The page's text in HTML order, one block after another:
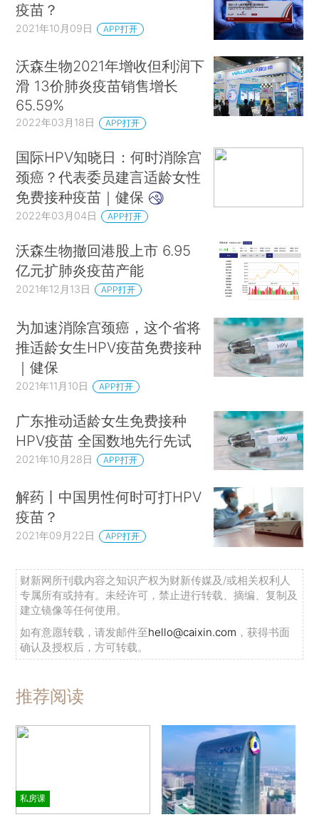
疫苗？
2021年10月09日 APP打开
沃森生物2021年增收但利润下
滑 13价肺炎疫苗销售增长
65.59%
2022年03月18日 APP打开
国际HPV知晓日：何时消除宫
颈癌？代表委员建言适龄女性
免费接种疫苗｜健保
2022年03月04日 APP打开
沃森生物撤回港股上市 6.95
亿元扩肺炎疫苗产能
2021年12月13日 APP打开
为加速消除宫颈癌，这个省将
推适龄女生HPV疫苗免费接种
｜健保
2021年11月10日 APP打开
广东推动适龄女生免费接种
HPV疫苗 全国数地先行先试
2021年10月28日 APP打开
解药丨中国男性何时可打HPV
疫苗？
2021年09月22日 APP打开
财新网所刊载内容之知识产权为财新传媒及/或相关权利人
专属所有或持有。未经许可，禁止进行转载、摘编、复制及
建立镜像等任何使用。
如有意愿转载，请发邮件至hello@caixin.com ，获得书面
确认及授权后，方可转载。
推荐阅读
私房课